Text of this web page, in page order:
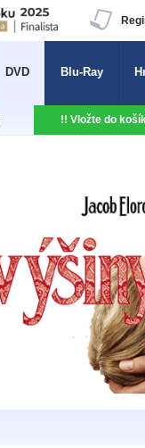
DVD Blu-Ray
!! Vložte do